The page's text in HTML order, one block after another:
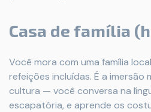
Casa de família
Você mora com uma família
refeições incluídas. É a imersão
cultura — você conversa na
escapatória, e aprende os